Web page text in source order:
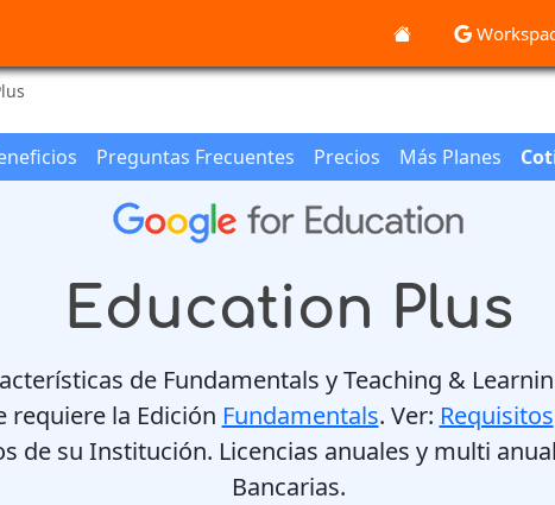
Preguntas Frecuentes Precios Más Planes
Education Plus
de Fundamentals y Teaching &
requiere la Edición Fundamentals. Ver: Requisitos
de su Institución. Licencias anuales y multi
Bancarias.